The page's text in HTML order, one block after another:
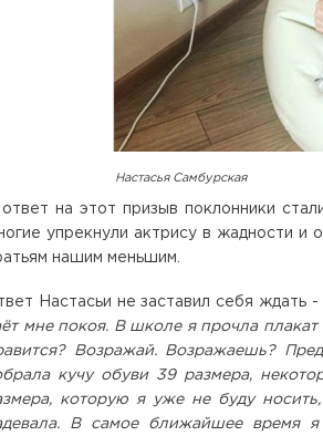
Настасья Самбурская
на этот призыв поклонники
упрекнули актрису в жадности и
нашим меньшим.
Настасьи не заставил себя ждать
мне покоя. В школе я прочла
Возражай. Возражаешь?
кучу обуви 39 размера,
которую я уже не буду
В самое ближайшее время